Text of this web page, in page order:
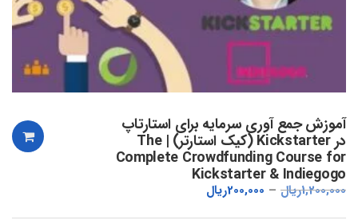
آموزش جمع آوری سرمایه برای استارتاپ
در Kickstarter (کیک استارتر) | The
Complete Crowdfunding Course for
Kickstarter & Indiegogo
1,200,000ریال 200,000ریال